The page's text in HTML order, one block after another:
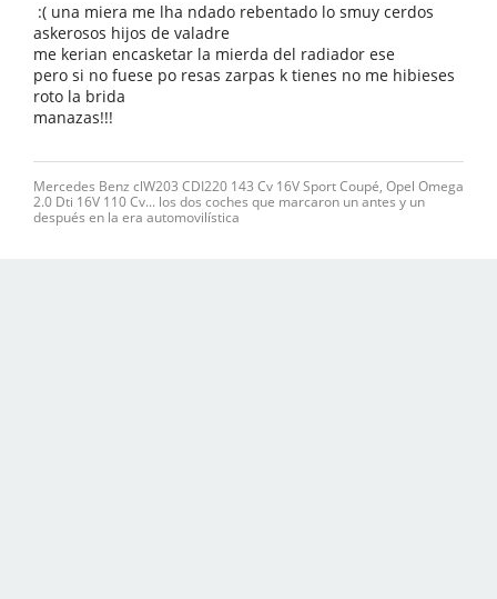
:( una miera me lha ndado rebentado lo smuy cerdos
askerosos hijos de valadre
me kerian encasketar la mierda del radiador ese
pero si no fuese po resas zarpas k tienes no me hibieses
roto la brida
manazas!!!
Mercedes Benz clW203 CDI220 143 Cv 16V Sport Coupé, Opel Omega
2.0 Dti 16V 110 Cv... los dos coches que marcaron un antes y un
después en la era automovilística